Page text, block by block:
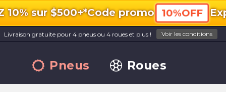
10% sur $500+*Code promo 10%OFF
Livraison gratuite pour 4 pneus ou 4 roues et plus ! Voir les conditions
Pneus Roues